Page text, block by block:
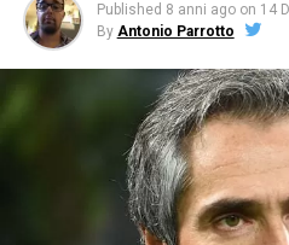
Published 8 anni ago on 14
By Antonio Parrotto